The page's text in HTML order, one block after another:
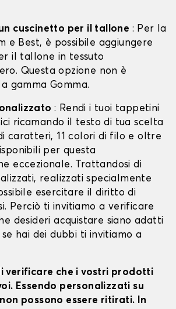
cuscinetto per il tallone : Per la
e Best, è possibile aggiungere
il tallone in tessuto
Questa opzione non è
gamma Gomma.
: Rendi i tuoi tappetini
ricamando il testo di tua scelta
caratteri, 11 colori di filo e oltre
per questa
eccezionale. Trattandosi di
realizzati specialmente
esercitare il diritto di
Perciò ti invitiamo a verificare
desideri acquistare siano adatti
hai dei dubbi ti invitiamo a
verificare che i vostri prodotti
Essendo personalizzati su
possono essere ritirati. In